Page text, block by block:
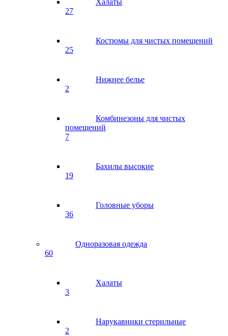
Халаты
27
Костюмы для чистых помещений
25
Нижнее белье
2
Комбинезоны для чистых
помещений
7
Бахилы высокие
19
Головные уборы
36
Одноразовая одежда
60
Халаты
3
Нарукавники стерильные
2